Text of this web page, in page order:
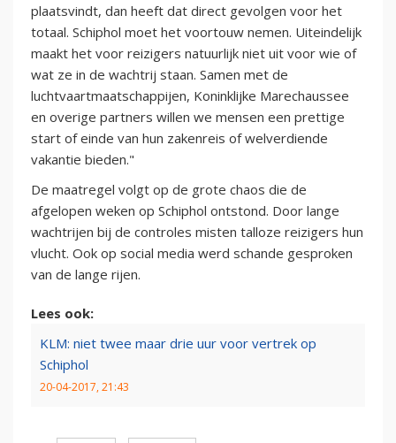
plaatsvindt, dan heeft dat direct gevolgen voor het
totaal. Schiphol moet het voortouw nemen. Uiteindelijk
maakt het voor reizigers natuurlijk niet uit voor wie of
wat ze in de wachtrij staan. Samen met de
luchtvaartmaatschappijen, Koninklijke Marechaussee
en overige partners willen we mensen een prettige
start of einde van hun zakenreis of welverdiende
vakantie bieden."
De maatregel volgt op de grote chaos die de
afgelopen weken op Schiphol ontstond. Door lange
wachtrijen bij de controles misten talloze reizigers hun
vlucht. Ook op social media werd schande gesproken
van de lange rijen.
Lees ook:
KLM: niet twee maar drie uur voor vertrek op
Schiphol
20-04-2017, 21:43